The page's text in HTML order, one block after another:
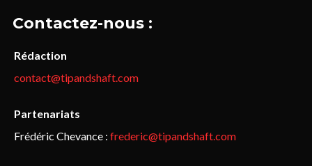
Contactez-nous :
Rédaction
contact@tipandshaft.com
Partenariats
Frédéric Chevance : frederic@tipandshaft.com